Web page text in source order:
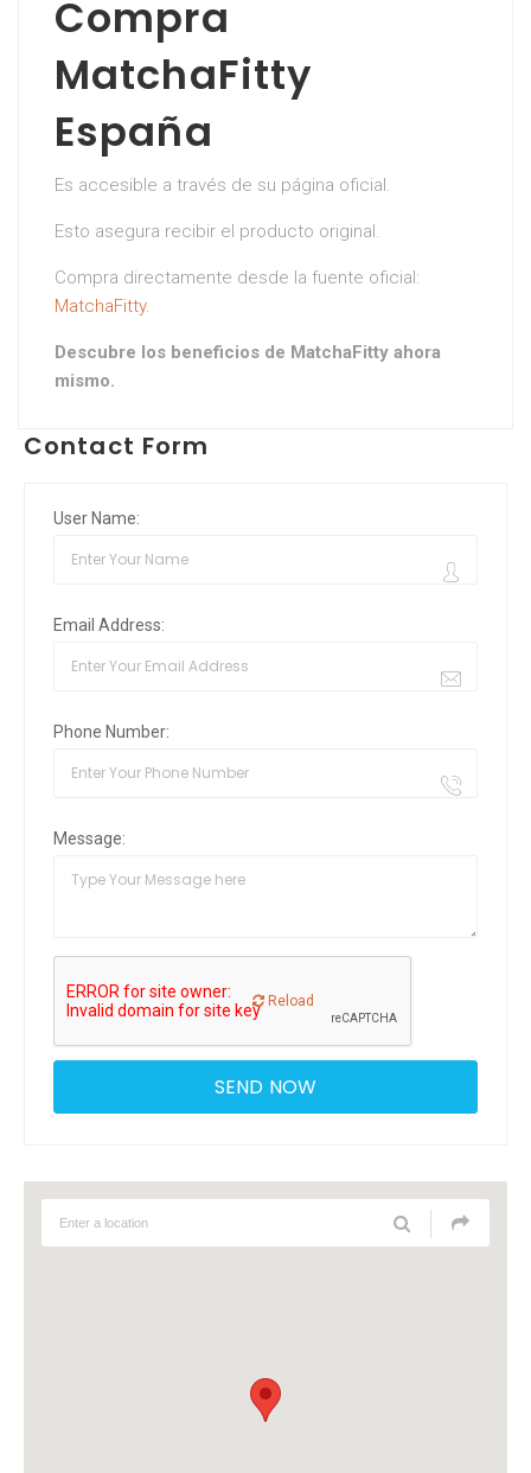
Compra
MatchaFitty
España
Es accesible a través de su página oficial.
Esto asegura recibir el producto original.
Compra directamente desde la fuente oficial:
MatchaFitty.
Descubre los beneficios de MatchaFitty ahora
mismo.
Contact Form
User Name:
Email Address:
Phone Number:
Message:
Reload